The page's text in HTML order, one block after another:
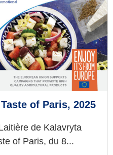
of Paris, 2025
de Kalavryta
of Paris, du 8...